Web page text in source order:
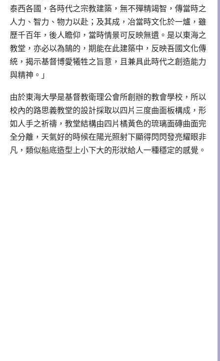
泰西各國，各時代之宗教建築，無不殫精竭智，傳當時之
人力、智力、物力以赴；及其成，冶當時文化於一爐，雖
歷千百年，後人瞻仰，當時情景可反映無遺。是以東海之
教堂，亦必以為鵠的，期能在此建築中，反映吾國文化傳
統，揭示基督博愛犧牲之旨意，且兼具此時代之創造能力
與精神。」
由於東海大學是基督教衛理公會所創辦的教會學校，所以
校內的路思義教堂的設計採取以四片三度曲面板構成，形
如人手之祈禱，教堂結構由四片橘黃色的琉璃面磚曲面完
全分離，天氣好的時候在陽光照射下顯得閃閃發亮耀眼非
凡，類似船底造型上小下大的形狀給人一種穩定的感覺。